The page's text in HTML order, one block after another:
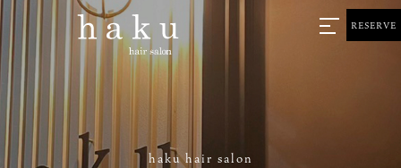
haku hair salon
RESERVE